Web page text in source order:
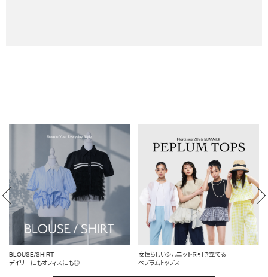
BLOUSE/SHIRT
デイリーにもオフィスにも◎
女性らしいシルエットを引き立てる
ペプラムトップス